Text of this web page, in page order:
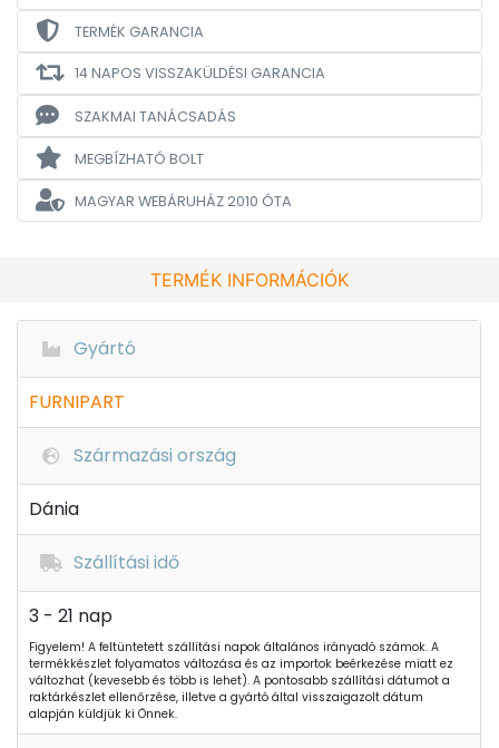
TERMÉK GARANCIA
14 NAPOS VISSZAKÜLDÉSI GARANCIA
SZAKMAI TANÁCSADÁS
MEGBÍZHATÓ BOLT
MAGYAR WEBÁRUHÁZ2010 ÓTA
TERMÉK INFORMÁCIÓK
Gyártó
FURNIPART
Származási ország
Dánia
Szállítási idő
3 - 21 nap
Figyelem! A feltüntetett szállítási napok általános irányadó számok. A
termékkészlet folyamatos változása és az importok beérkezése miatt ez
változhat (kevesebb és több is lehet). A pontosabb szállítási dátumot a
raktárkészlet ellenőrzése, illetve a gyártó által visszaigazolt dátum
alapján küldjük ki Önnek.